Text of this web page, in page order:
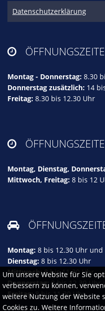
Datenschutzerklärung

Montag - Donnerstag: 8.30
Donnerstag zusätzlich: 14
Freitag: 8.30 bis 12.30 Uhr

Montag, Dienstag,
Mittwoch, Freitag: 8 bis 12

Montag: 8 bis 12.30 Uhr
Dienstag: 8 bis 12.30 Uhr
Mittwoch:8 bis 11.30 Uhr
Donnerstag: 8 bis 12.30 Uhr
Freitag:8 bis 11.30 Uhr
Um unsere Website für Sie
verbessern zu können,
weitere Nutzung der Website
Cookies zu. Weitere